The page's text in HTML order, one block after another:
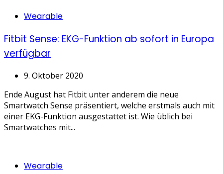
Categories
Wearable
Fitbit Sense: EKG-Funktion ab sofort in Europa
verfügbar
9. Oktober 2020
Ende August hat Fitbit unter anderem die neue
Smartwatch Sense präsentiert, welche erstmals auch mit
einer EKG-Funktion ausgestattet ist. Wie üblich bei
Smartwatches mit...
Categories
Wearable